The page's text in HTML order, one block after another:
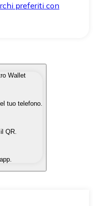
preferiti con
interessano in modo
valuta fiat quando ne
un'altra
self-custodial.
Wallet
tuo telefono.
QR.